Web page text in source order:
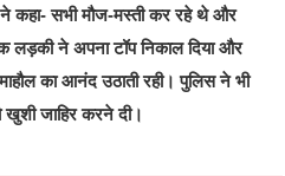
ने कहा- सभी मौज-मस्ती कर रहे थे और
लड़की ने अपना टॉप निकाल दिया और
का आनंद उठाती रही। पुलिस ने भी
जाहिर करने दी।